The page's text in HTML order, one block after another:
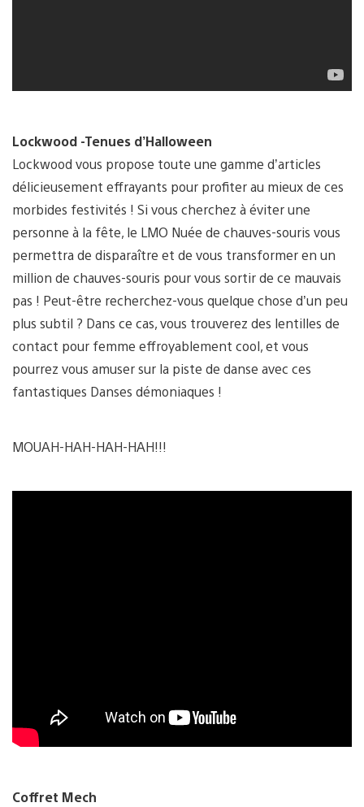
Lockwood -Tenues d’Halloween
Lockwood vous propose toute une gamme d’articles
délicieusement effrayants pour profiter au mieux de ces
morbides festivités ! Si vous cherchez à éviter une
personne à la fête, le LMO Nuée de chauves-souris vous
permettra de disparaître et de vous transformer en un
million de chauves-souris pour vous sortir de ce mauvais
pas ! Peut-être recherchez-vous quelque chose d’un peu
plus subtil ? Dans ce cas, vous trouverez des lentilles de
contact pour femme effroyablement cool, et vous
pourrez vous amuser sur la piste de danse avec ces
fantastiques Danses démoniaques !
MOUAH-HAH-HAH-HAH!!!
Coffret Mech